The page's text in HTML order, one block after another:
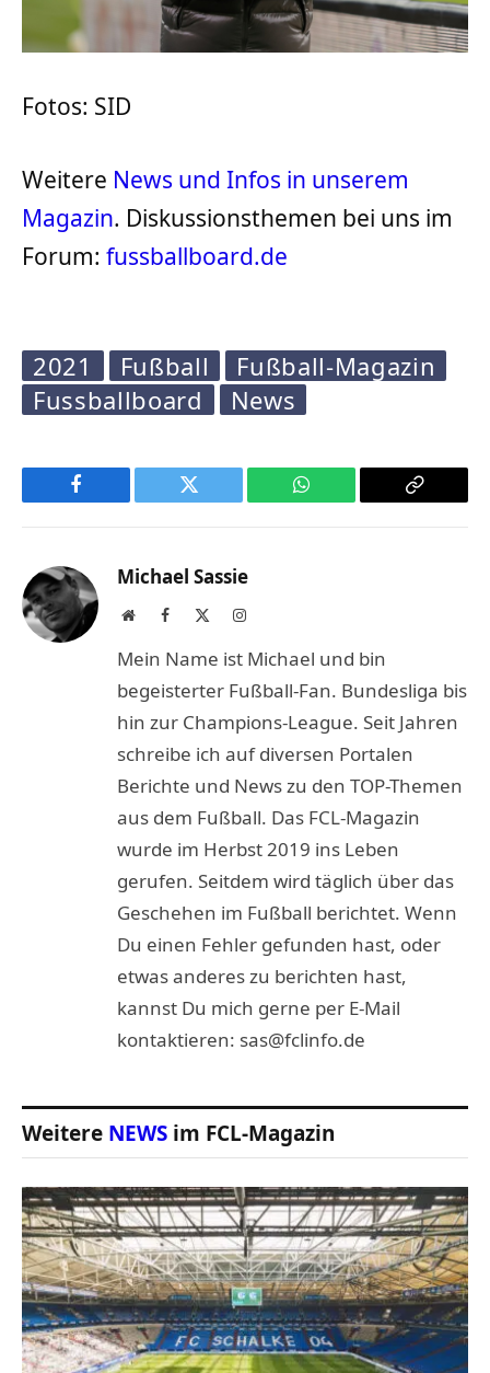
Fotos: SID
Weitere News und Infos in unserem
Magazin. Diskussionsthemen bei uns im
Forum: fussballboard.de
2021 Fußball
Fußball-Magazin
Fussballboard
News
Facebook Twitter WhatsApp
Copy
Michael Sassie
WebsiteFacebook Instagram
Mein Name ist Michael und bin
begeisterter Fußball-Fan. Bundesliga bis
hin zur Champions-League. Seit Jahren
schreibe ich auf diversen Portalen
Berichte und News zu den TOP-Themen
aus dem Fußball. Das FCL-Magazin
wurde im Herbst 2019 ins Leben
gerufen. Seitdem wird täglich über das
Geschehen im Fußball berichtet. Wenn
Du einen Fehler gefunden hast, oder
etwas anderes zu berichten hast,
kannst Du mich gerne per E-Mail
kontaktieren: sas@fclinfo.de
Weitere NEWS im FCL-Magazin